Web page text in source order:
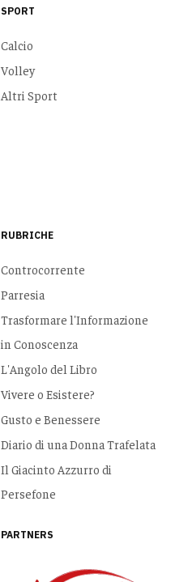
SPORT
Calcio
Volley
Altri Sport
RUBRICHE
Controcorrente
Parresia
Trasformare l'Informazione
in Conoscenza
L'Angolo del Libro
Vivere o Esistere?
Gusto e Benessere
Diario di una Donna Trafelata
Il Giacinto Azzurro di
Persefone
PARTNERS